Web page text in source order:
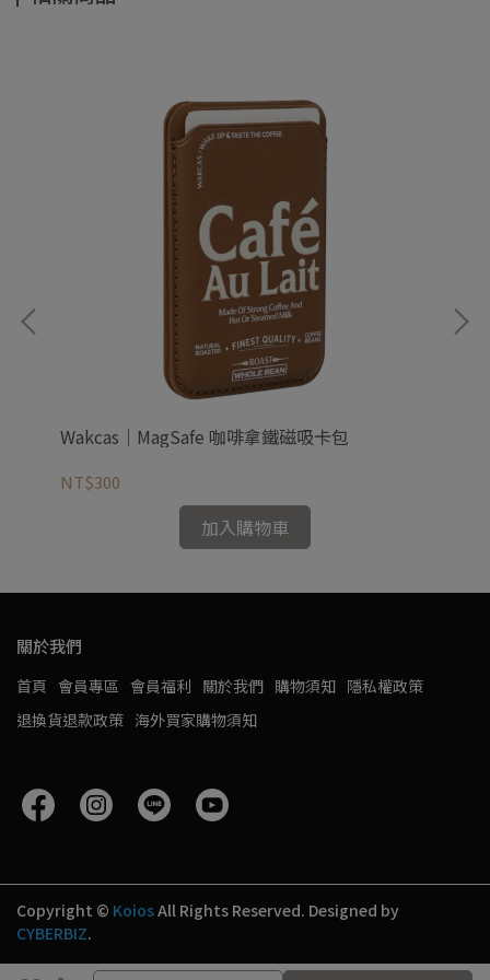
Wakcas｜MagSafe 咖啡拿鐵磁吸卡包
NT$300
加入購物車
關於我們
首頁 會員專區 會員福利 關於我們 購物須知 隱私權政策
退換貨退款政策 海外買家購物須知
Copyright © KoiosAll Rights Reserved. Designed by
CYBERBIZ.